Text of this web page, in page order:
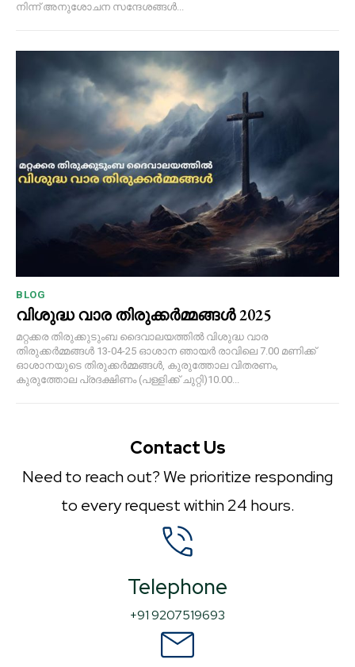
നിന്ന് അനുശോചന സന്ദേശങ്ങൾ...
BLOG
വിശുദ്ധ വാര തിരുക്കർമ്മങ്ങൾ 2025
മറ്റക്കര തിരുക്കുടുംബ ദൈവാലയത്തിൽ വിശുദ്ധ വാര
തിരുക്കർമ്മങ്ങൾ 13-04-25 ഓശാന ഞായർ രാവിലെ 7.00 മണിക്ക്
ഓശാനയുടെ തിരുക്കർമ്മങ്ങൾ, കുരുത്തോല വിതരണം,
കുരുത്തോല പ്രദക്ഷിണം (പള്ളിക്ക് ചുറ്റി)10.00...
Contact Us
Need to reach out? We prioritize responding
to every request within 24 hours.
Telephone
+91 9207519693